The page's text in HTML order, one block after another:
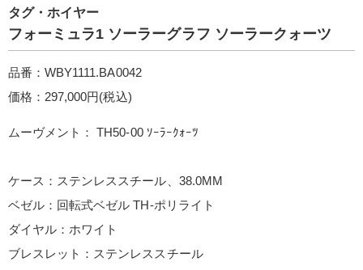
タグ・ホイヤー
フォーミュラ1 ソーラーグラフ ソーラークォーツ
品番：WBY1111.BA0042
価格：297,000円(税込)
ムーヴメント： TH50-00 ｿｰﾗｰｸｫｰﾂ
ケース：ステンレススチール、38.0MM
ベゼル：回転式ベゼル TH-ポリライト
ダイヤル：ホワイト
ブレスレット：ステンレススチール